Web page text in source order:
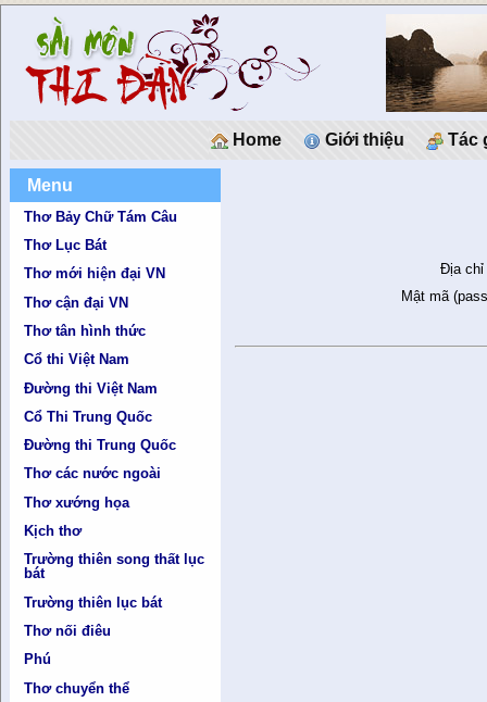
Home Giới thiệu Tác
Menu
Thơ Bảy Chữ Tám Câu
Thơ Lục Bát
Thơ mới hiện đại VN
Thơ cận đại VN
Thơ tân hình thức
Cổ thi Việt Nam
Đường thi Việt Nam
Cổ Thi Trung Quốc
Đường thi Trung Quốc
Thơ các nước ngoài
Thơ xướng họa
Kịch thơ
Trường thiên song thất lục
bát
Trường thiên lục bát
Thơ nối điêu
Phú
Thơ chuyển thể
Địa chỉ
Mật mã